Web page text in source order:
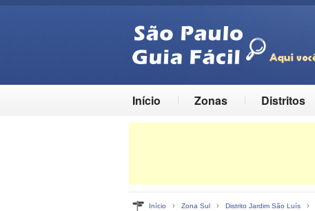
Início Zonas Distritos
Início › Zona Sul › Distrito Jardim São Luís ›